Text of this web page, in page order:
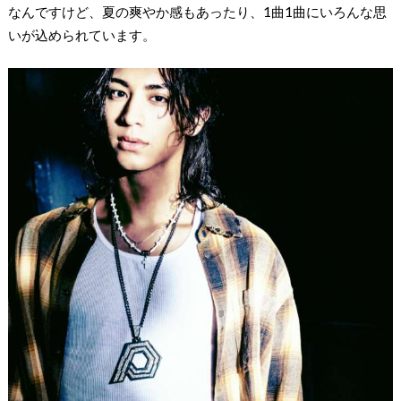
なんですけど、夏の爽やか感もあったり、1曲1曲にいろんな思
いが込められています。